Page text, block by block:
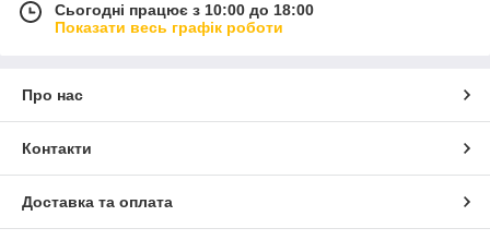
Сьогодні працює з 10:00 до 18:00
Показати весь графік роботи
Про нас
Контакти
Доставка та оплата